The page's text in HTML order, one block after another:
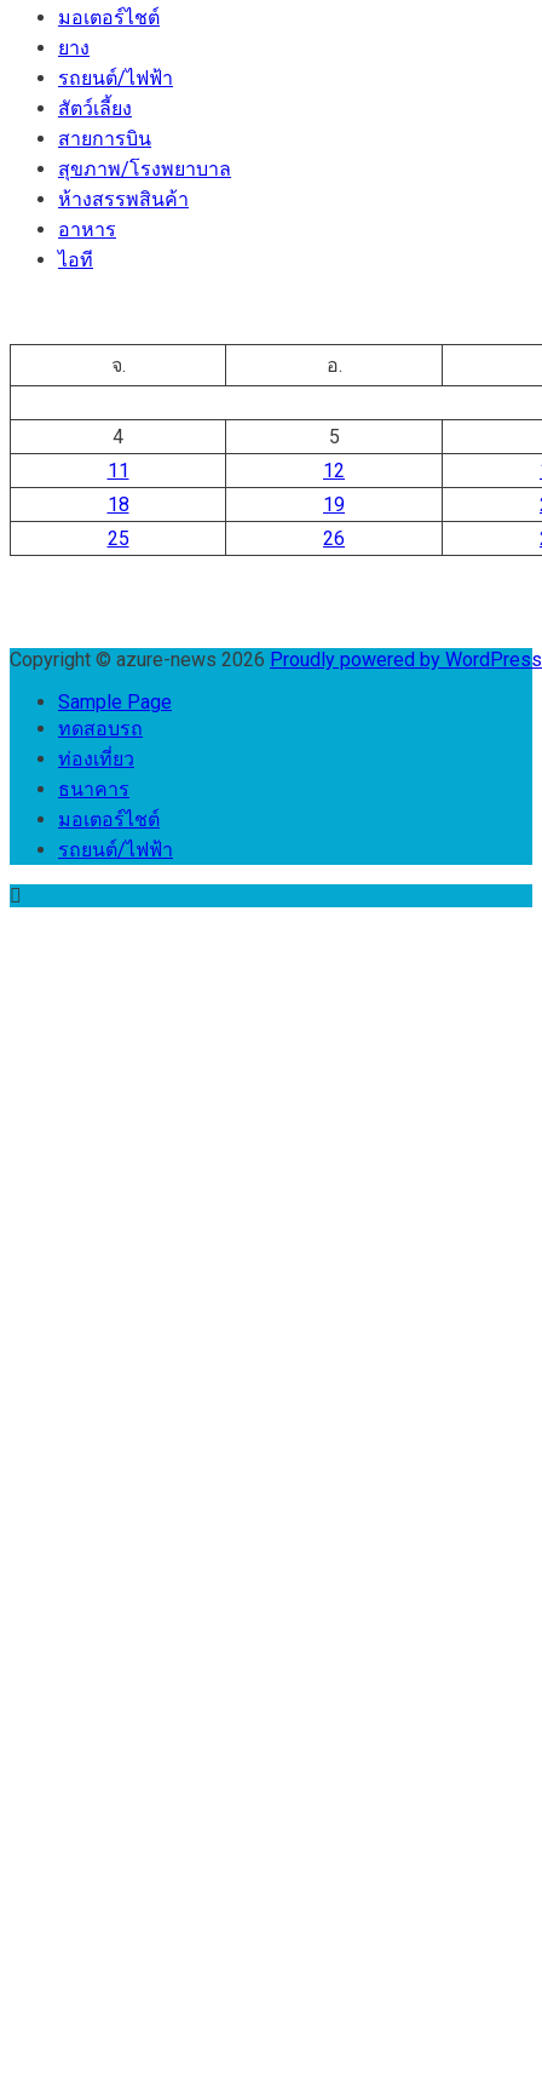
มอเตอร์ไชต์
ยาง
รถยนต์/ไฟฟ้า
สัตว์เลี้ยง
สายการบิน
สุขภาพ/โรงพยาบาล
ห้างสรรพสินค้า
อาหาร
ไอที
จ. อ.
4
5
11
12
18
19
25
26
Copyright © azure-news 2026 Proudly powered by
Sample Page
ทดสอบรถ
ท่องเที่ยว
ธนาคาร
มอเตอร์ไชต์
รถยนต์/ไฟฟ้า